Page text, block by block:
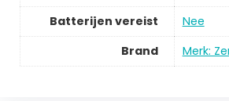
Batterijen vereist
‎Nee
Brand
Merk: